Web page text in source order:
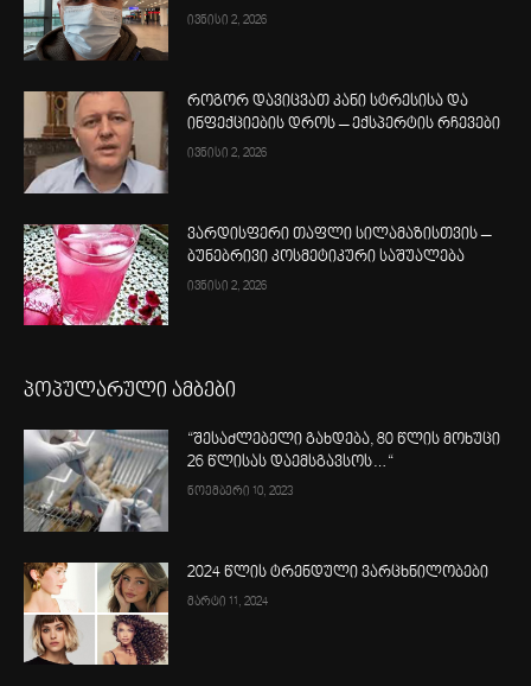
ივნისი 2, 2026
როგორ დავიცვათ კანი სტრესისა და
ინფექციების დროს – ექსპერტის რჩევები
ივნისი 2, 2026
ვარდისფერი თაფლი სილამაზისთვის –
ბუნებრივი კოსმეტიკური საშუალება
ივნისი 2, 2026
პოპულარული ამბები
“შესაძლებელი გახდება, 80 წლის მოხუცი
26 წლისას დაემსგავსოს…“
ნოემბერი 10, 2023
2024 წლის ტრენდული ვარცხნილობები
მარტი 11, 2024